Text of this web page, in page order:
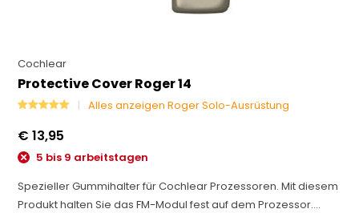
Cochlear
Protective Cover Roger 14
Alles anzeigen Roger Solo-Ausrüstung
€ 13,95
5 bis 9 arbeitstagen
Spezieller Gummihalter für Cochlear Prozessoren. Mit diesem
Produkt halten Sie das FM-Modul fest auf dem Prozessor....